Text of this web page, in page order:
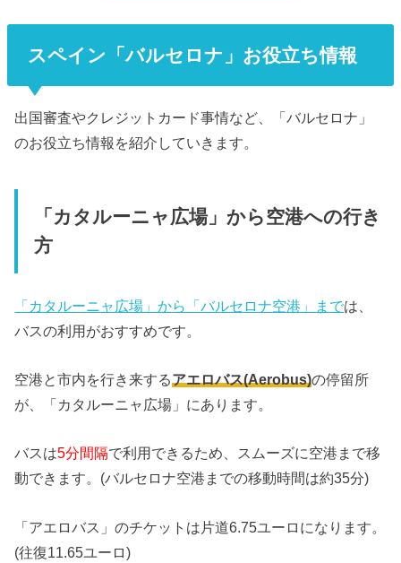
スペイン「バルセロナ」お役立ち情報
出国審査やクレジットカード事情など、「バルセロナ」
のお役立ち情報を紹介していきます。
「カタルーニャ広場」から空港への行き
方
「カタルーニャ広場」から「バルセロナ空港」までは、
バスの利用がおすすめです。
空港と市内を行き来するアエロバス(Aerobus)の停留所
が、「カタルーニャ広場」にあります。
バスは5分間隔で利用できるため、スムーズに空港まで移
動できます。(バルセロナ空港までの移動時間は約35分)
「アエロバス」のチケットは片道6.75ユーロになります。
(往復11.65ユーロ)